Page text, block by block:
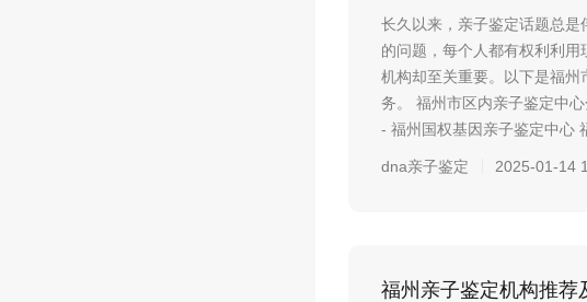
长久以来，亲子鉴定话题总
的问题，每个人都有权利利
机构却至关重要。以下是福
务。 福州市区内亲子鉴定中
- 福州国权基因亲子鉴定中心
dna亲子鉴定 2025-01-14
福州亲子鉴定机构推荐